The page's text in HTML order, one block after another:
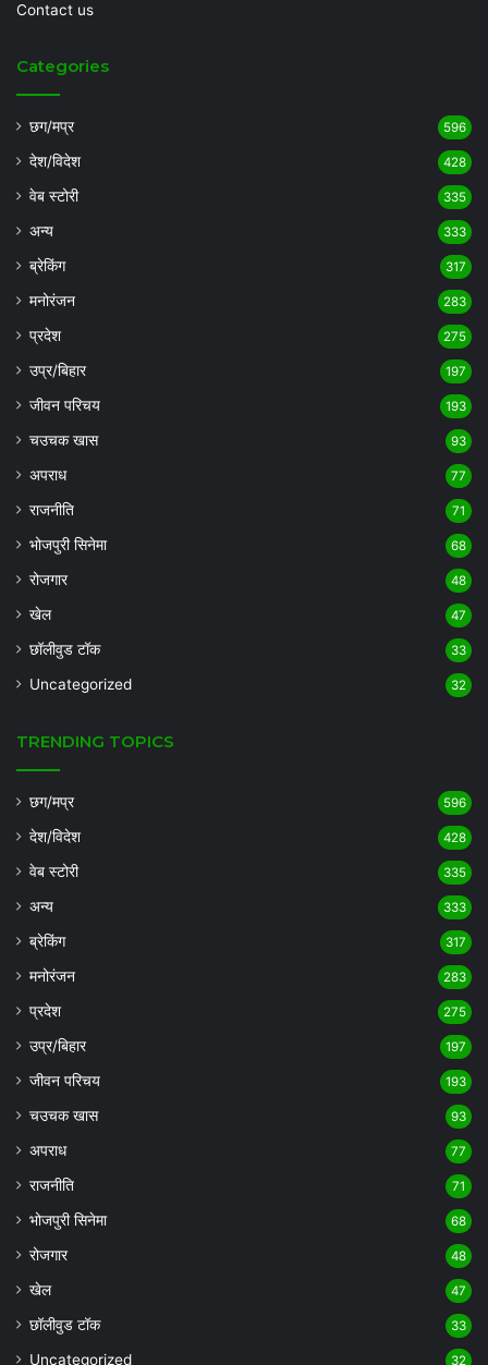
Contact us
Categories
छग/मप्र 596
देश/विदेश 428
वेब स्टोरी 335
अन्य 333
ब्रेकिंग 317
मनोरंजन 283
प्रदेश 275
उप्र/बिहार 197
जीवन परिचय 193
चउचक खास 93
अपराध 77
राजनीति 71
भोजपुरी सिनेमा 68
रोजगार 48
खेल 47
छॉलीवुड टॉक 33
Uncategorized 32
TRENDING TOPICS
छग/मप्र 596
देश/विदेश 428
वेब स्टोरी 335
अन्य 333
ब्रेकिंग 317
मनोरंजन 283
प्रदेश 275
उप्र/बिहार 197
जीवन परिचय 193
चउचक खास 93
अपराध 77
राजनीति 71
भोजपुरी सिनेमा 68
रोजगार 48
खेल 47
छॉलीवुड टॉक 33
Uncategorized 32